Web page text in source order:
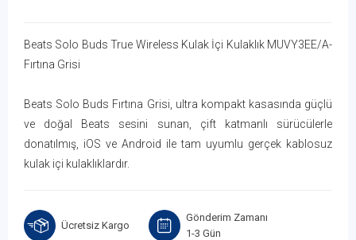
Beats Solo Buds True Wireless Kulak İçi Kulaklık MUVY3EE/A-
Fırtına Grisi
Beats Solo Buds Fırtına Grisi, ultra kompakt kasasında güçlü
ve doğal Beats sesini sunan, çift katmanlı sürücülerle
donatılmış, iOS ve Android ile tam uyumlu gerçek kablosuz
kulak içi kulaklıklardır.
Ücretsiz Kargo
Gönderim Zamanı
1-3 Gün